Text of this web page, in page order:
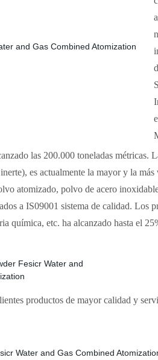
las 200.000 toneladas
es actualmente la mayor y la
atomizado, polvo de acero
a IS09001 sistema de calidad.
química, etc. ha alcanzado hasta el
productos de mayor calidad y